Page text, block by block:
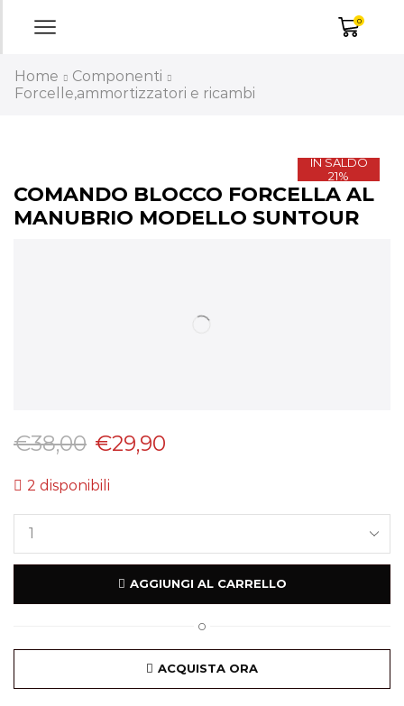
0
Home
Componenti
Forcelle,ammortizzatori e ricambi
IN SALDO
21%
COMANDO BLOCCO FORCELLA AL
MANUBRIO MODELLO SUNTOUR
€38,00 €29,90
2 disponibili
AGGIUNGI AL CARRELLO
O
ACQUISTA ORA